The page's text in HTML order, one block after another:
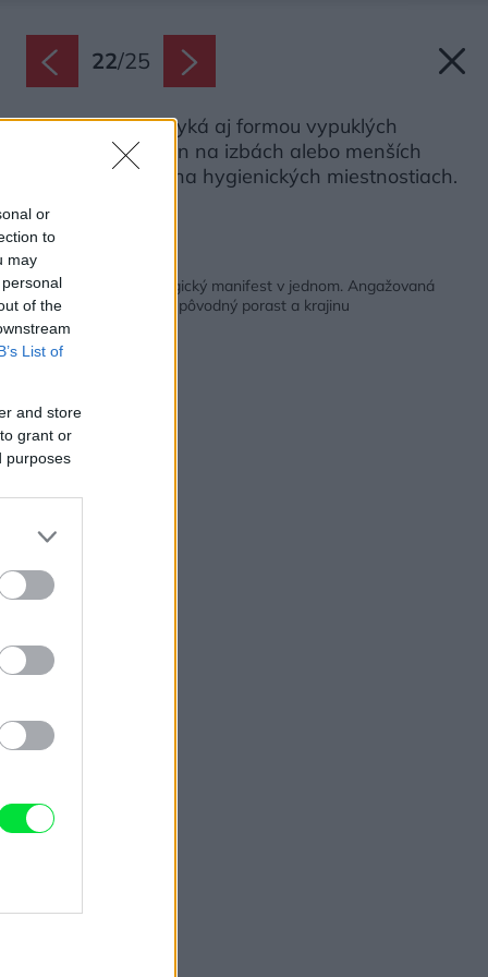
or
to
may
of the
List of
and store
grant or
purposes
22/25
Vizuálne sa vymyká aj formou vypuklých
štvorcových okien na izbách alebo menších
okrúhlych okien na hygienických miestnostiach.
Zdroj: José Hevia
Rodinný dom a ekologický manifest v jednom. Angažovaná
architektúra, ktorá ctí pôvodný porast a krajinu